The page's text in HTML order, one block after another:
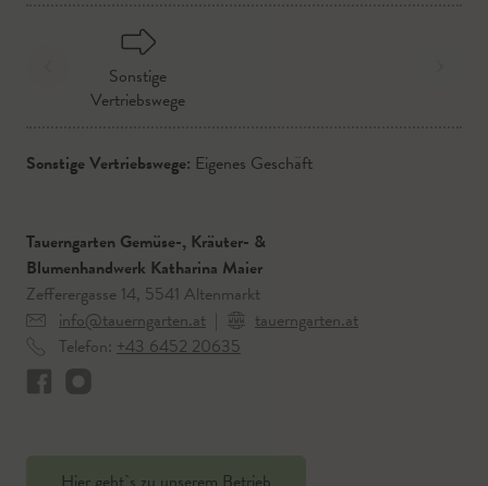
Sonstige
Vertriebswege
Sonstige Vertriebswege: Eigenes Geschäft
Tauerngarten Gemüse-, Kräuter- &
Blumenhandwerk Katharina Maier
Zefferergasse 14, 5541 Altenmarkt
info@tauerngarten.at |
tauerngarten.at
Telefon: +43 6452 20635